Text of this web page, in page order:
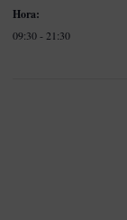
Hora:
09:30 - 21:30